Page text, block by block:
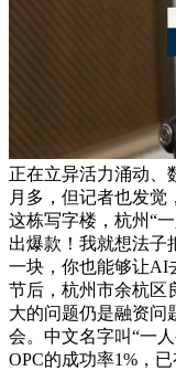
正在立异活力涌动、
月多，但记者也发觉
这栋写字楼，杭州“
出爆款！我就想法子
一块，你也能够让AI
节后，杭州市余杭区
大的问题仍是融资问
会。中文名字叫“一
OPC的成功率1%，